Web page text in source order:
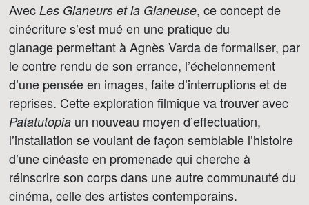
Avec Les Glaneurs et la Glaneuse, ce concept de
cinécriture s’est mué en une pratique du
glanage permettant à Agnès Varda de formaliser, par
le contre rendu de son errance, l’échelonnement
d’une pensée en images, faite d’interruptions et de
reprises. Cette exploration filmique va trouver avec
Patatutopia un nouveau moyen d’effectuation,
l’installation se voulant de façon semblable l’histoire
d’une cinéaste en promenade qui cherche à
réinscrire son corps dans une autre communauté du
cinéma, celle des artistes contemporains.